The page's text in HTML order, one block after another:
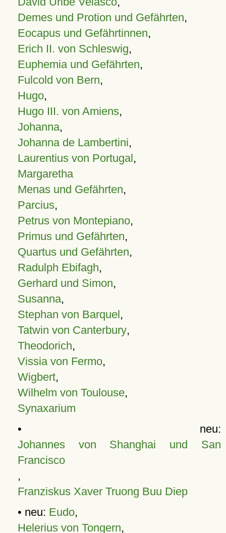
Demes und Protion und Gefährten,
Eocapus und Gefährtinnen,
Erich II. von Schleswig,
Euphemia und Gefährten,
Fulcold von Bern,
Hugo,
Hugo III. von Amiens,
Johanna,
Johanna de Lambertini,
Laurentius von Portugal,
Margaretha
Menas und Gefährten,
Parcius,
Petrus von Montepiano,
Primus und Gefährten,
Quartus und Gefährten,
Radulph Ebifagh,
Gerhard und Simon,
Susanna,
Stephan von Barquel,
Tatwin von Canterbury,
Theodorich,
Vissia von Fermo,
Wigbert,
Wilhelm von Toulouse,
Synaxarium
• neu:
Johannes von Shanghai und San
Francisco
,
Franziskus Xaver Truong Buu Diep
• neu: Eudo,
Helerius von Tongern,